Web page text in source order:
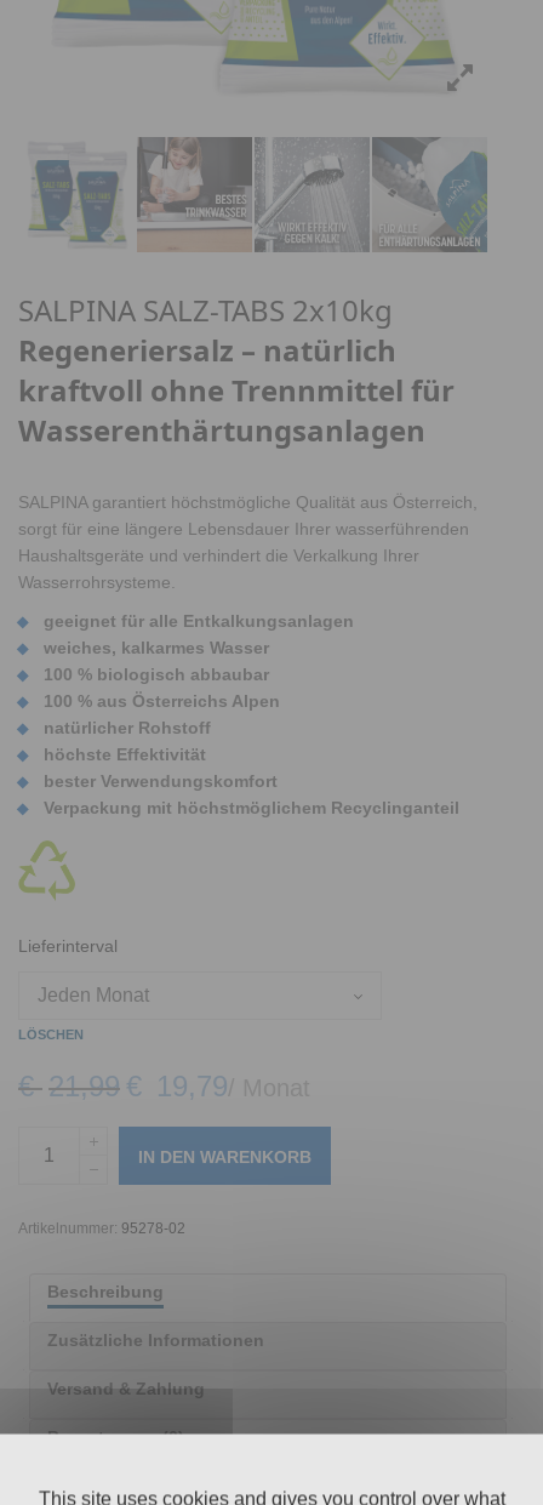
SALPINA SALZ-TABS 2x10kg
Regeneriersalz – natürlich
kraftvoll ohne Trennmittel für
Wasserenthärtungsanlagen
SALPINA garantiert höchstmögliche Qualität aus Österreich,
sorgt für eine längere Lebensdauer Ihrer wasserführenden
Haushaltsgeräte und verhindert die Verkalkung Ihrer
Wasserrohrsysteme.
geeignet für alle Entkalkungsanlagen
weiches, kalkarmes Wasser
100 % biologisch abbaubar
100 % aus Österreichs Alpen
natürlicher Rohstoff
höchste Effektivität
bester Verwendungskomfort
Verpackung mit höchstmöglichem Recyclinganteil
Lieferinterval
LÖSCHEN
€21,99 € 19,79
IN DEN WARENKORB
Artikelnummer: 95278-02
Beschreibung
Zusätzliche Informationen
Versand & Zahlung
Bewertungen (0)
This site uses cookies and gives you control over what